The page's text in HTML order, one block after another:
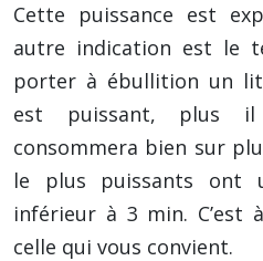
Cette puissance est
autre indication est le
porter à ébullition un
est puissant, plus il
consommera bien sur
le plus puissants ont
inférieur à 3 min. C’est
celle qui vous convient.